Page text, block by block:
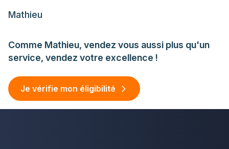
Comme Mathieu, vendez vous aussi plus qu'un
service, vendez votre excellence !
Je vérifie mon éligibilité
Mathieu